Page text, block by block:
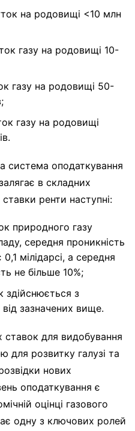
на родовищі <10 млн
газу на родовищі 10-
газу на родовищі 50-
газу на родовищі
система оподаткування
в складних
ренти наступні:
природного газу
середня проникність
мілідарсі, а середня
не більше 10%;
здійснюється з
зазначених вище.
для видобування
для розвитку галузі та
нових
оподаткування є
оцінці газового
одну з ключових ролей